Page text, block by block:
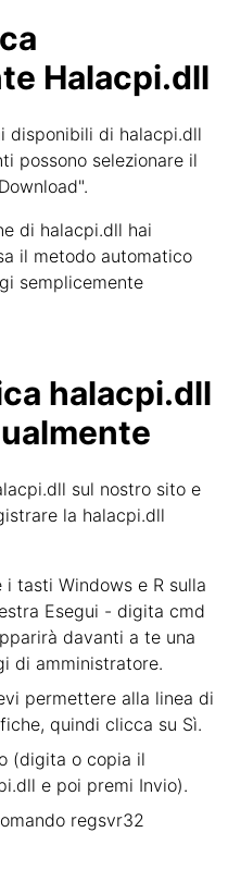
Halacpi.dll
disponibili di halacpi.dll
possono selezionare il
di halacpi.dll hai
il metodo automatico
semplicemente
halacpi.dll
sul nostro sito e
la halacpi.dll
tasti Windows e R sulla
Esegui - digita cmd
davanti a te una
di amministratore.
permettere alla linea di
quindi clicca su Sì.
(digita o copia il
e poi premi Invio).
regsvr32